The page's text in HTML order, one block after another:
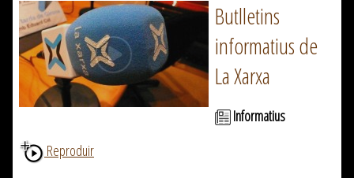
Butlletins
informatius de
La Xarxa
Informatius
Reproduir